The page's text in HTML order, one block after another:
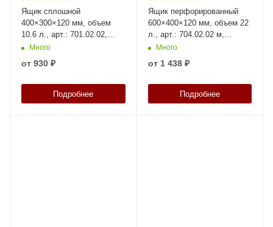
Ящик сплошной
400×300×120 мм, объем
10.6 л., арт.: 701.02.02,
натуральный, код: 18586
Много
от 930 ₽
Подробнее
Ящик перфорированный
600×400×120 мм, объем 22
л., арт.: 704.02.02 м,
зелёный, код: 16392
Много
от 1 438 ₽
Подробнее